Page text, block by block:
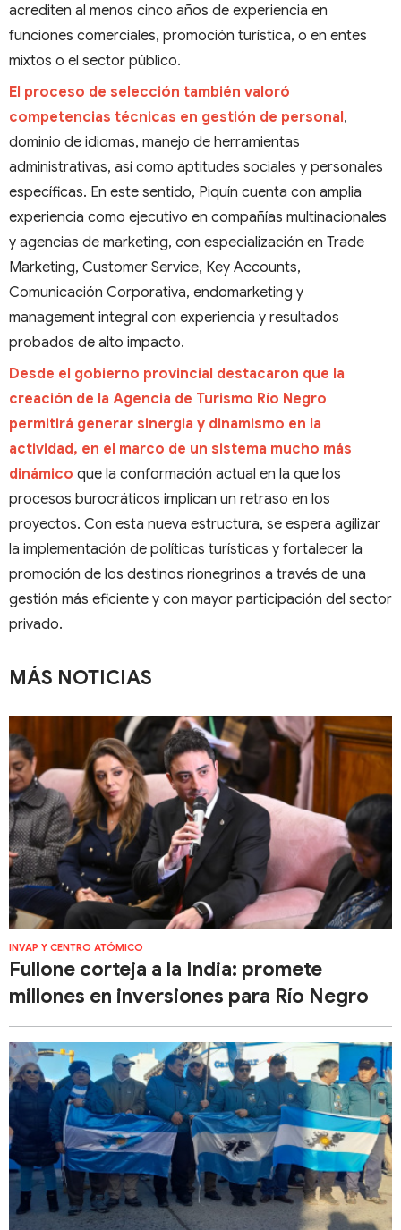
acrediten al menos cinco años de experiencia en
funciones comerciales, promoción turística, o en entes
mixtos o el sector público.
El proceso de selección también valoró
competencias técnicas en gestión de personal,
dominio de idiomas, manejo de herramientas
administrativas, así como aptitudes sociales y personales
específicas. En este sentido, Piquín cuenta con amplia
experiencia como ejecutivo en compañías multinacionales
y agencias de marketing, con especialización en Trade
Marketing, Customer Service, Key Accounts,
Comunicación Corporativa, endomarketing y
management integral con experiencia y resultados
probados de alto impacto.
Desde el gobierno provincial destacaron que la
creación de la Agencia de Turismo Río Negro
permitirá generar sinergia y dinamismo en la
actividad, en el marco de un sistema mucho más
dinámico que la conformación actual en la que los
procesos burocráticos implican un retraso en los
proyectos. Con esta nueva estructura, se espera agilizar
la implementación de políticas turísticas y fortalecer la
promoción de los destinos rionegrinos a través de una
gestión más eficiente y con mayor participación del sector
privado.
MÁS NOTICIAS
INVAP Y CENTRO ATÓMICO
Fullone corteja a la India: promete
millones en inversiones para Río Negro